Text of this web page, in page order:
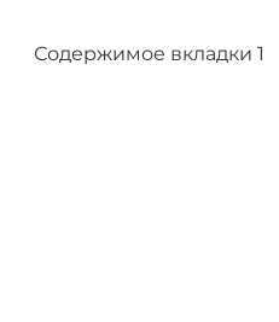
Содержимое вкладки 1
Содержимое вкладки 2
Содержимое вкладки 3